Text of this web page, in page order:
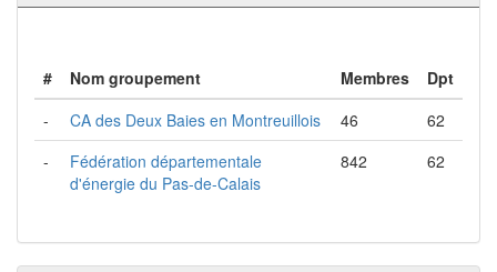
# Nom groupement Membres
Dpt
-
CA des Deux Baies en Montreuillois 46
62
-
Fédération départementale
d'énergie du Pas-de-Calais
842 62